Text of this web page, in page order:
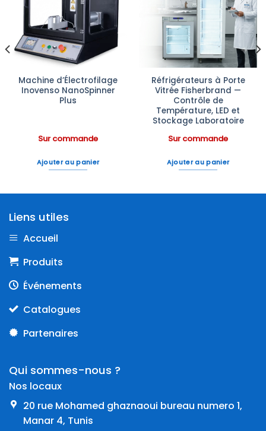
Ajouter
à la liste
d’envies
Machine d’Électrofilage
Inovenso NanoSpinner
Plus
Sur commande
Ajouter au panier
Ajouter
à la liste
d’envies
Réfrigérateurs à Porte
Vitrée Fisherbrand —
Contrôle de
Température, LED et
Stockage Laboratoire
Sur commande
Ajouter au panier
Liens utiles
Accueil
Produits
Événements
Catalogues
Partenaires
Qui sommes-nous ?
Nos locaux
20 rue Mohamed ghaznaoui bureau numero 1,
Manar 4, Tunis